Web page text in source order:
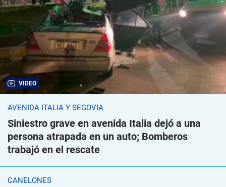
VIDEO
AVENIDA ITALIA Y SEGOVIA
Siniestro grave en avenida Italia dejó a una
persona atrapada en un auto; Bomberos
trabajó en el rescate
CANELONES